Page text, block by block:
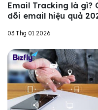
Email Tracking là gì?
dõi email hiệu quả
03 Thg 01 2026